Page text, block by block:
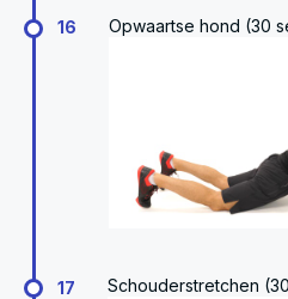
16 Opwaartse hond (30
17 Schouderstretchen